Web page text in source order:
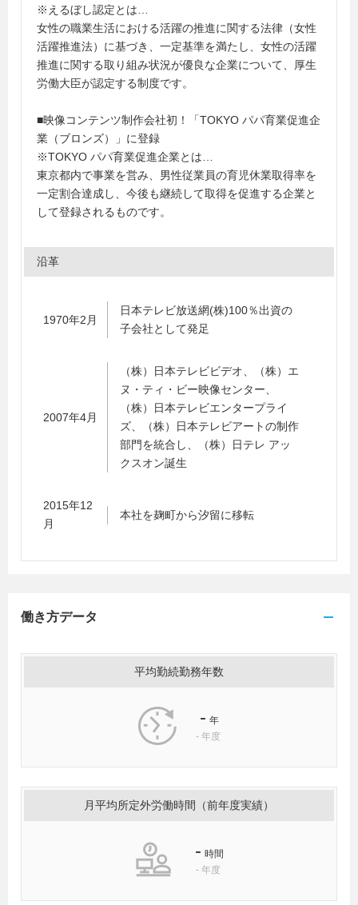
※えるぼし認定とは…
女性の職業生活における活躍の推進に関する法律（女性
活躍推進法）に基づき、一定基準を満たし、女性の活躍
推進に関する取り組み状況が優良な企業について、厚生
労働大臣が認定する制度です。
■映像コンテンツ制作会社初！「TOKYO パパ育業促進企
業（ブロンズ）」に登録
※TOKYO パパ育業促進企業とは…
東京都内で事業を営み、男性従業員の育児休業取得率を
一定割合達成し、今後も継続して取得を促進する企業と
して登録されるものです。
沿革
1970年2月
日本テレビ放送網(株)100％出資の
子会社として発足
2007年4月
（株）日本テレビビデオ、（株）エ
ヌ・ティ・ビー映像センター、
（株）日本テレビエンタープライ
ズ、（株）日本テレビアートの制作
部門を統合し、（株）日テレ アッ
クスオン誕生
2015年12
月
本社を麹町から汐留に移転
働き方データ
平均勤続勤務年数
- 年
- 年度
月平均所定外労働時間（前年度実績）
- 時間
- 年度